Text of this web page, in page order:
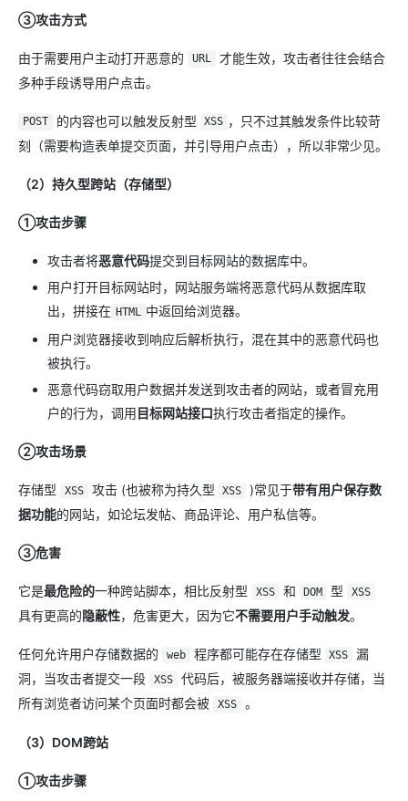
③攻击方式
由于需要用户主动打开恶意的 URL
才能生效，攻击者往往会结合
多种手段诱导用户点击。
POST 的内容也可以触发反射型 XSS ，只不过其触发条件比较苛
刻（需要构造表单提交页面，并引导用户点击），所以非常少见。
（2）持久型跨站（存储型）
①攻击步骤
攻击者将恶意代码提交到目标网站的数据库中。
用户打开目标网站时，网站服务端将恶意代码从数据库取
出，拼接在 HTML 中返回给浏览器。
用户浏览器接收到响应后解析执行，混在其中的恶意代码也
被执行。
恶意代码窃取用户数据并发送到攻击者的网站，或者冒充用
户的行为，调用目标网站接口执行攻击者指定的操作。
②攻击场景
存储型 XSS 攻击 (也被称为持久型 XSS )常见于带有用户保存数
据功能的网站，如论坛发帖、商品评论、用户私信等。
③危害
它是最危险的一种跨站脚本，相比反射型 XSS 和 DOM 型 XSS
具有更高的隐蔽性，危害更大，因为它不需要用户手动触发。
任何允许用户存储数据的 web 程序都可能存在存储型 XSS
漏
洞，当攻击者提交一段
XSS
代码后，被服务器端接收并存储，当
所有浏览者访问某个页面时都会被
XSS 。
（3）DOM跨站
①攻击步骤